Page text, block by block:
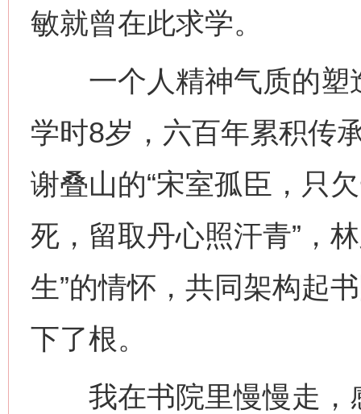
敏就曾在此求学。
一个人精神气质的塑
学时8岁，六百年累积传
谢叠山的“宋室孤臣，只
死，留取丹心照汗青”，
生”的情怀，共同架构起
下了根。
我在书院里慢慢走，